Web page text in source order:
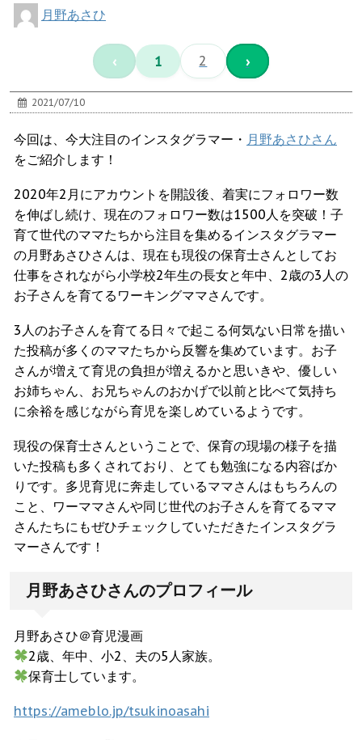
月野あさひ
‹ 1 2 ›
2021/07/10
今回は、今大注目のインスタグラマー・ 月野あさひさん
をご紹介します！
2020年2月にアカウントを開設後、着実にフォロワー数
を伸ばし続け、現在のフォロワー数は1500人を突破！子
育て世代のママたちから注目を集めるインスタグラマー
の月野あさひさんは、現在も現役の保育士さんとしてお
仕事をされながら小学校2年生の長女と年中、2歳の3人の
お子さんを育てるワーキングママさんです。
3人のお子さんを育てる日々で起こる何気ない日常を描い
た投稿が多くのママたちから反響を集めています。お子
さんが増えて育児の負担が増えるかと思いきや、優しい
お姉ちゃん、お兄ちゃんのおかげで以前と比べて気持ち
に余裕を感じながら育児を楽しめているようです。
現役の保育士さんということで、保育の現場の様子を描
いた投稿も多くされており、とても勉強になる内容ばか
りです。多児育児に奔走しているママさんはもちろんの
こと、ワーママさんや同じ世代のお子さんを育てるママ
さんたちにもぜひチェックしていただきたインスタグラ
マーさんです！
月野あさひさんのプロフィール
月野あさひ＠育児漫画
2歳、年中、小2、夫の5人家族。
保育士しています。
https://ameblo.jp/tsukinoasahi